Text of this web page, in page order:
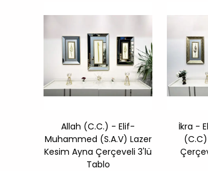
Allah (C.C.) - Elif-
Muhammed (S.A.V) Lazer
Kesim Ayna Çerçeveli 3'lü
Tablo
İkra -